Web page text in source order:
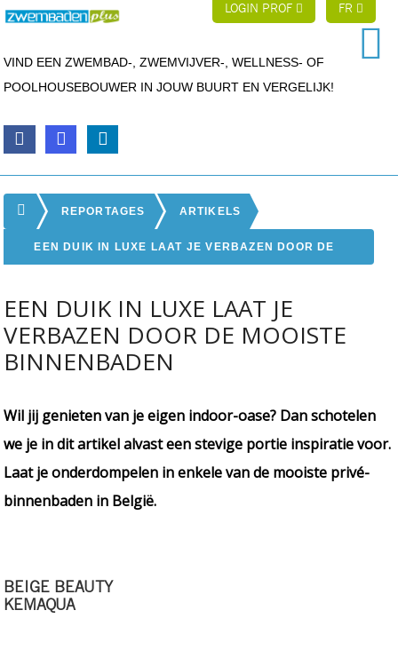
LOGIN PROF FR
VIND EEN ZWEMBAD-, ZWEMVIJVER-, WELLNESS- OF
POOLHOUSEBOUWER IN JOUW BUURT EN VERGELIJK!
REPORTAGES ARTIKELS
EEN DUIK IN LUXE LAAT JE VERBAZEN DOOR DE
EEN DUIK IN LUXE LAAT JE
VERBAZEN DOOR DE MOOISTE
BINNENBADEN
Wil jij genieten van je eigen indoor-oase? Dan schotelen
we je in dit artikel alvast een stevige portie inspiratie voor.
Laat je onderdompelen in enkele van de mooiste privé-
binnenbaden in België.
BEIGE BEAUTY
KEMAQUA